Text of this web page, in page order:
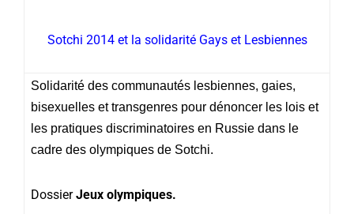
Sotchi 2014 et la solidarité Gays et Lesbiennes
Solidarité des communautés lesbiennes, gaies,
bisexuelles et transgenres pour dénoncer les lois et
les pratiques discriminatoires en Russie dans le
cadre des olympiques de Sotchi.
DossierJeux olympiques.